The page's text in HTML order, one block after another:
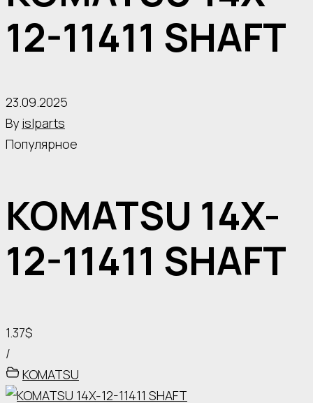
12-11411 SHAFT
23.09.2025
By islparts
Популярное
KOMATSU 14X-
12-11411 SHAFT
1.37$
/
KOMATSU